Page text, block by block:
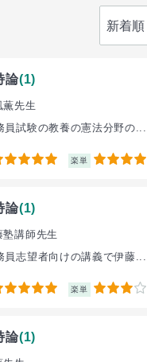
論(1)
薫先生
員試験の教養の憲法分野の...
楽単 5
論(1)
塾講師先生
員志望者向けの講義で伊藤...
楽単 3
論(1)